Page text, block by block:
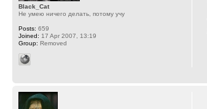
Black_Cat
Не умею ничего делать, потому учу
Posts: 659
Joined: 17 Apr 2007, 13:19
Group: Removed